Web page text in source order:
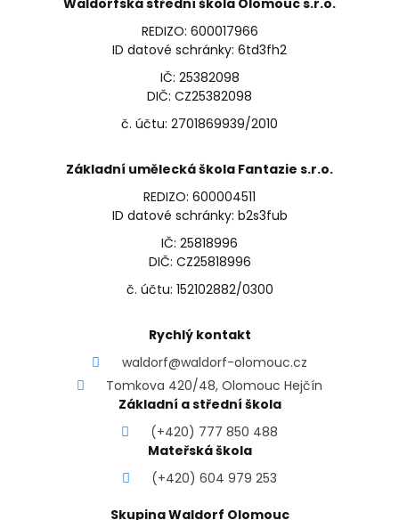
Waldorfská střední škola Olomouc s.r.o.
REDIZO: 600017966
ID datové schránky: 6td3fh2
IČ: 25382098
DIČ: CZ25382098
č. účtu: 2701869939/2010
Základní umělecká škola Fantazie s.r.o.
REDIZO: 600004511
ID datové schránky: b2s3fub
IČ: 25818996
DIČ: CZ25818996
č. účtu: 152102882/0300
Rychlý kontakt
waldorf@waldorf-olomouc.cz
Tomkova 420/48, Olomouc Hejčín
Základní a střední škola
(+420) 777 850 488
Mateřská škola
(+420) 604 979 253
Skupina Waldorf Olomouc